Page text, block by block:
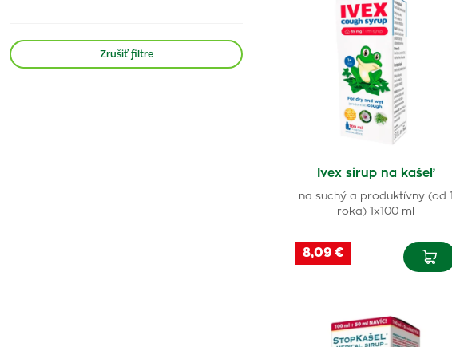
HerbalMed(2)
Sinupo(1)
Zrušiť filtre
Ivex sirup na kašeľ
na suchý a produktívny (od 1
roka) 1x100 ml
8,09 €